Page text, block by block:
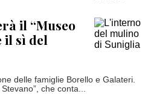
il “Museo
il sì del
delle famiglie Borello e Galateri.
che conta...